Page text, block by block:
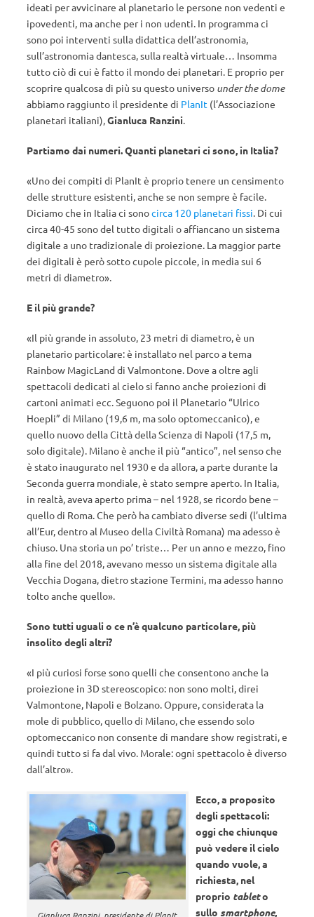
ideati per avvicinare al planetario le persone non vedenti e
ipovedenti, ma anche per i non udenti. In programma ci
sono poi interventi sulla didattica dell’astronomia,
sull’astronomia dantesca, sulla realtà virtuale… Insomma
tutto ciò di cui è fatto il mondo dei planetari. E proprio per
scoprire qualcosa di più su questo universo under the dome
abbiamo raggiunto il presidente di PlanIt (l’Associazione
planetari italiani),Gianluca Ranzini.
Partiamo dai numeri. Quanti planetari ci sono, in Italia?
«Uno dei compiti di PlanIt è proprio tenere un censimento
delle strutture esistenti, anche se non sempre è facile.
Diciamo che in Italia ci sonocirca 120 planetari fissi. Di cui
circa 40-45 sono del tutto digitali o affiancano un sistema
digitale a uno tradizionale di proiezione. La maggior parte
dei digitali è però sotto cupole piccole, in media sui 6
metri di diametro».
E il più grande?
«Il più grande in assoluto, 23 metri di diametro, è un
planetario particolare: è installato nel parco a tema
Rainbow MagicLand di Valmontone. Dove a oltre agli
spettacoli dedicati al cielo si fanno anche proiezioni di
cartoni animati ecc. Seguono poi il Planetario “Ulrico
Hoepli” di Milano (19,6 m, ma solo optomeccanico), e
quello nuovo della Città della Scienza di Napoli (17,5 m,
solo digitale). Milano è anche il più “antico”, nel senso che
è stato inaugurato nel 1930 e da allora, a parte durante la
Seconda guerra mondiale, è stato sempre aperto. In Italia,
in realtà, aveva aperto prima – nel 1928, se ricordo bene –
quello di Roma. Che però ha cambiato diverse sedi (l’ultima
all’Eur, dentro al Museo della Civiltà Romana) ma adesso è
chiuso. Una storia un po’ triste… Per un anno e mezzo, fino
alla fine del 2018, avevano messo un sistema digitale alla
Vecchia Dogana, dietro stazione Termini, ma adesso hanno
tolto anche quello».
Sono tutti uguali o ce n’è qualcuno particolare, più
insolito degli altri?
«I più curiosi forse sono quelli che consentono anche la
proiezione in 3D stereoscopico: non sono molti, direi
Valmontone, Napoli e Bolzano. Oppure, considerata la
mole di pubblico, quello di Milano, che essendo solo
optomeccanico non consente di mandare show registrati, e
quindi tutto si fa dal vivo. Morale: ogni spettacolo è diverso
dall’altro».
Gianluca Ranzini, presidente di PlanIt,
Ecco, a proposito
degli spettacoli:
oggi che chiunque
può vedere il cielo
quando vuole, a
richiesta, nel
proprio tableto
sullo smartphone,